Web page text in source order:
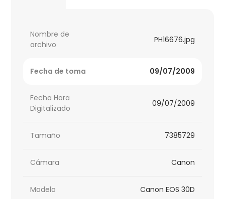
Nombre de
archivo
PH16676.jpg
Fecha de toma 09/07/2009
Fecha Hora
Digitalizado
09/07/2009
Tamaño 7385729
Cámara Canon
Modelo Canon EOS 30D